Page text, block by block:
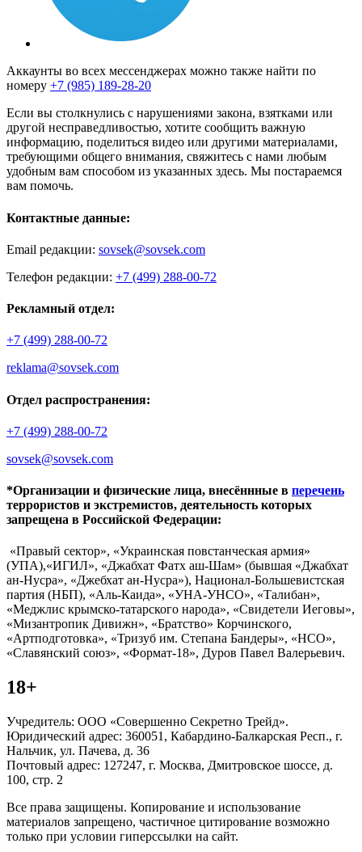
Аккаунты во всех мессенджерах можно также найти по
номеру +7 (985) 189-28-20
Если вы столкнулись с нарушениями закона, взятками или
другой несправедливостью, хотите сообщить важную
информацию, поделиться видео или другими материалами,
требующими общего внимания, свяжитесь с нами любым
удобным вам способом из указанных здесь. Мы постараемся
вам помочь.
Контактные данные:
Email редакции: sovsek@sovsek.com
Телефон редакции: +7 (499) 288-00-72
Рекламный отдел:
+7 (499) 288-00-72
reklama@sovsek.com
Отдел распространения:
+7 (499) 288-00-72
sovsek@sovsek.com
*Организации и физические лица, внесённные в перечень
террористов и экстремистов, деятельность которых
запрещена в Российской Федерации:
«Правый сектор», «Украинская повстанческая армия»
(УПА),«ИГИЛ», «Джабхат Фатх аш-Шам» (бывшая «Джабхат
ан-Нусра», «Джебхат ан-Нусра»), Национал-Большевистская
партия (НБП), «Аль-Каида», «УНА-УНСО», «Талибан»,
«Меджлис крымско-татарского народа», «Свидетели Иеговы»,
«Мизантропик Дивижн», «Братство» Корчинского,
«Артподготовка», «Тризуб им. Степана Бандеры», «НСО»,
«Славянский союз», «Формат-18», Дуров Павел Валерьевич.
18+
Учредитель: ООО «Совершенно Секретно Трейд».
Юридический адрес: 360051, Кабардино-Балкарская Респ., г.
Нальчик, ул. Пачева, д. 36
Почтовый адрес: 127247, г. Москва, Дмитровское шоссе, д.
100, стр. 2
Все права защищены. Копирование и использование
материалов запрещено, частичное цитирование возможно
только при условии гиперссылки на сайт.